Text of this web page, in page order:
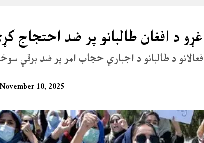
د افغان طالبانو پر ضد احتجاج
د طالبانو د اجباري حجاب امر پر ضد برقي
10, 2025